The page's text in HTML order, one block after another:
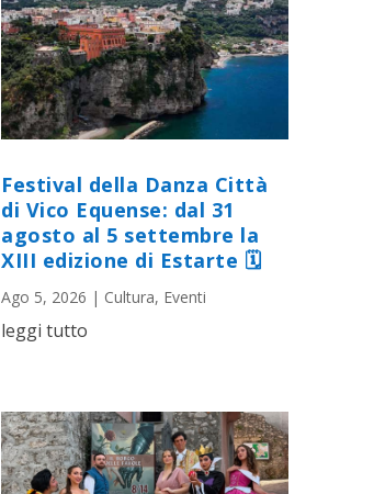
Festival della Danza Città
di Vico Equense: dal 31
agosto al 5 settembre la
XIII edizione di Estarte 🗓
Ago 5, 2026 | Cultura, Eventi
leggi tutto